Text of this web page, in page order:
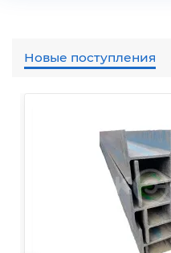
Новые поступления